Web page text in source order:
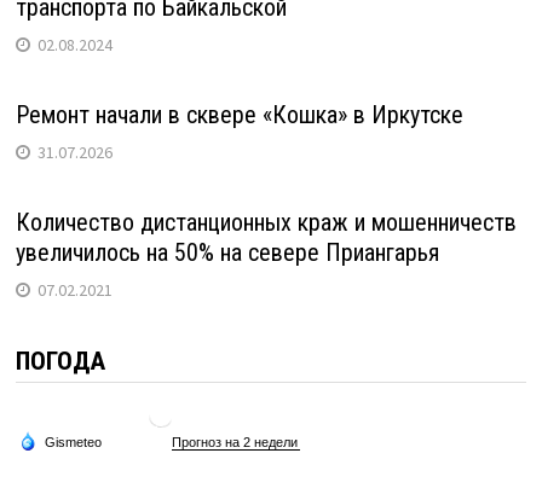
транспорта по Байкальской
02.08.2024
Ремонт начали в сквере «Кошка» в Иркутске
31.07.2026
Количество дистанционных краж и мошенничеств
увеличилось на 50% на севере Приангарья
07.02.2021
ПОГОДА